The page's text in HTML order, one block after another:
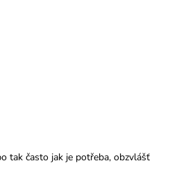
tak často jak je potřeba, obzvlášť